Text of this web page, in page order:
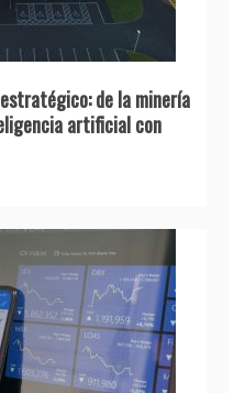
de la minería
artificial con